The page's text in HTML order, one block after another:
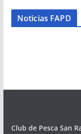
Noticias FAPD
Club de Pesca San